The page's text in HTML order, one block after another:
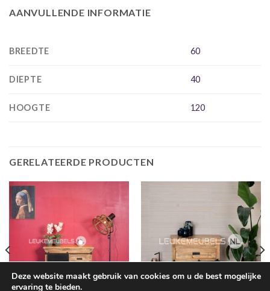
AANVULLENDE INFORMATIE
BREEDTE 60
DIEPTE 40
HOOGTE 120
GERELATEERDE PRODUCTEN
Deze website maakt gebruik van cookies om u de best mogelijke
ervaring te bieden.